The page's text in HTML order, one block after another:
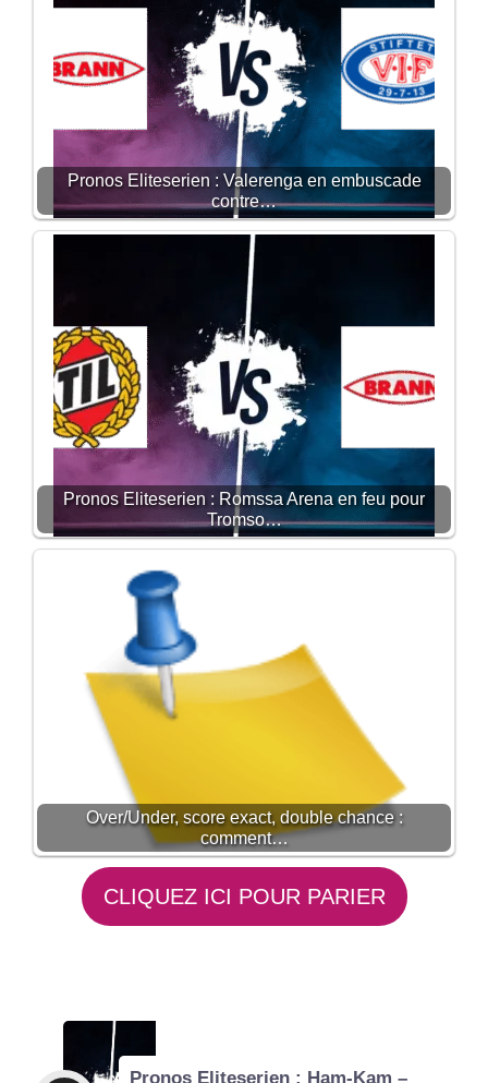
Pronos Eliteserien : Valerenga en embuscade
contre…
Pronos Eliteserien : Romssa Arena en feu pour
Tromso…
Over/Under, score exact, double chance :
comment…
CLIQUEZ ICI POUR PARIER
Pronos Eliteserien : Ham-Kam –